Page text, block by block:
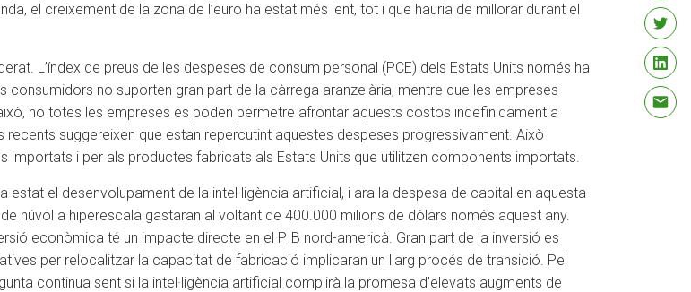
el creixement de la zona de l’euro ha estat més lent, tot i que hauria de millorar durant el
L’índex de preus de les despeses de consum personal (PCE) dels Estats Units només ha
no suporten gran part de la càrrega aranzelària, mentre que les empreses
no totes les empreses es poden permetre afrontar aquests costos indefinidament a
suggereixen que estan repercutint aquestes despeses progressivament. Això
importats i per als productes fabricats als Estats Units que utilitzen components importats.
el desenvolupament de la intel·ligència artificial, i ara la despesa de capital en aquesta
núvol a hiperescala gastaran al voltant de 400.000 milions de dòlars només aquest any.
econòmica té un impacte directe en el PIB nord-americà. Gran part de la inversió es
per relocalitzar la capacitat de fabricació implicaran un llarg procés de transició. Pel
continua sent si la intel·ligència artificial complirà la promesa d’elevats augments de